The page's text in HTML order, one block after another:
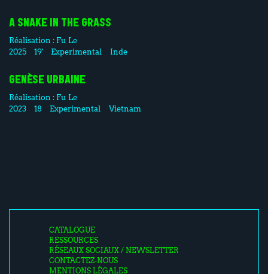
A SNAKE IN THE GRASS
Réalisation : Fu Le
2025
19' Experimental Inde
GENÈSE URBAINE
Réalisation : Fu Le
2023
18 Experimental Vietnam
CATALOGUE
RESSOURCES
RÉSEAUX SOCIAUX / NEWSLETTER
CONTACTEZ-NOUS
MENTIONS LÉGALES